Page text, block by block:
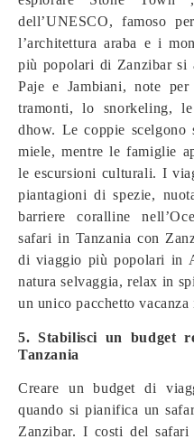
dell’UNESCO, famoso
l’architettura araba e i
più popolari di Zanzibar si
Paje e Jambiani, note
tramonti, lo snorkeling,
dhow. Le coppie scelgono
miele, mentre le famiglie
le escursioni culturali. I
piantagioni di spezie,
barriere coralline
safari in Tanzania con
di viaggio più popolari in
natura selvaggia, relax in
un unico pacchetto
5. Stabilisci un budget
Tanzania
Creare un budget di
quando si pianifica un
Zanzibar. I costi del